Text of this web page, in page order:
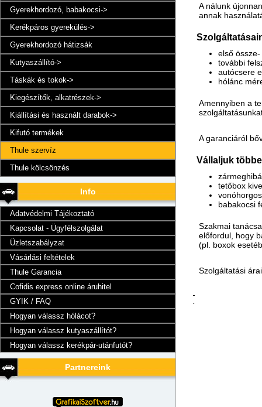
Gyerekhordozó, babakocsi->
Kerékpáros gyerekülés->
Gyerekhordozó hátizsák
Kutyaszállító->
Táskák és tokok->
Kiegészítők, alkatrészek->
Kiállítási és használt darabok->
Kifutó termékek
Thule szervíz
Thule kölcsönzés
Info
Adatvédelmi Tájékoztató
Kapcsolat - Ügyfélszolgálat
Üzletszabályzat
Vásárlási feltételek
Thule Garancia
Cofidis express online áruhitel
GYIK / FAQ
Hogyan válassz hólácot?
Hogyan válassz kutyaszállítót?
Hogyan válassz kerékpár-utánfutót?
Partnereink
A nálunk
annak
első
további
autócsere
hólánc
Amennyiben a
A garanciáról
Vállaljuk
tetőbox
babakocsi
Szakmai
előfordul, hogy
(pl. boxok
Szolgáltatási